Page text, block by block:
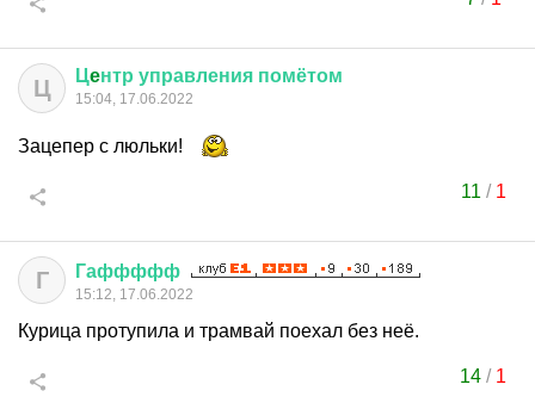
Ц Цeнтр управления помётом
15:04, 17.06.2022
Зацепер с люльки!
11 / 1
Г Гаффффф
15:12, 17.06.2022
Курица протупила и трамвай поехал без неё.
14 / 1